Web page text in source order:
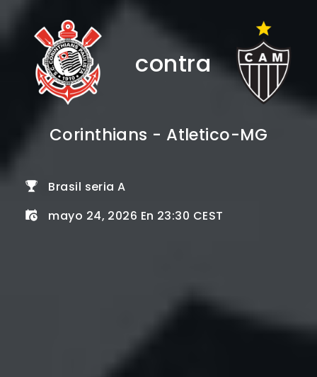
contra
Corinthians - Atletico-MG
Brasil seria A
mayo 24, 2026 En 23:30 CEST